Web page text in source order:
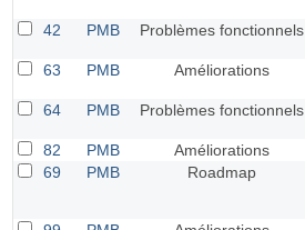
42 PMB Problèmes fonctionnels
63 PMB Améliorations
64 PMB Problèmes fonctionnels
82 PMB Améliorations
69
PMB Roadmap